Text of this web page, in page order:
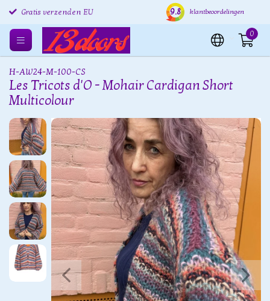
Gratis retourneren EU Verzending binnen 24 uur
9.8 klantbeoordelingen
0
H-AW24-M-100-CS
Les Tricots d'O - Mohair Cardigan Short
Multicolour